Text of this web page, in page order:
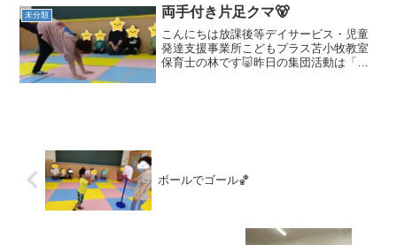
未分類 両手付き片足クマ🐻
こんにちは放課後等デイサービス・児童
発達支援事業所こどもプラス苫小牧教室
保育士の林です🐷昨日の集団活動は「両
ボールでゴール🏀